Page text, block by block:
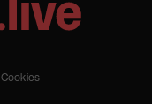
Cookies